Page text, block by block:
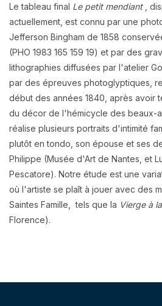
Le tableau final Le petit mendiant
,
actuellement, est connu par une
Jefferson Bingham de 1858
(PHO 1983 165 159 19) et par des
lithographies diffusées par l'atelier
par des épreuves photoglyptiques,
début des années 1840, après avoir
du décor de l'hémicycle des beaux-
réalise plusieurs portraits d'intimité
plutôt en tondo, son épouse et ses
Philippe (Musée d'Art de Nantes, et
Pescatore). Notre étude est une
où l'artiste se plaît à jouer avec des
Saintes Famille, tels que la Vierge à
Florence).